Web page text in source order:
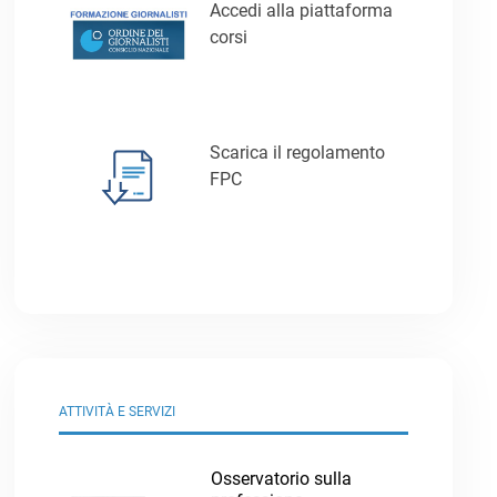
Accedi alla piattaforma
corsi
Scarica il regolamento
FPC
ATTIVITÀ E SERVIZI
Osservatorio sulla